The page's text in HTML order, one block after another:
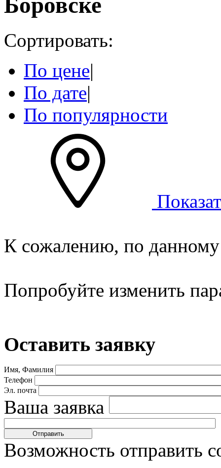
Боровске
Сортировать:
По цене|
По дате|
По популярности
К сожалению, по данному
Попробуйте изменить
Оставить заявку
Имя, Фамилия
Телефон
Эл. почта
Ваша заявка
Возможность отправить